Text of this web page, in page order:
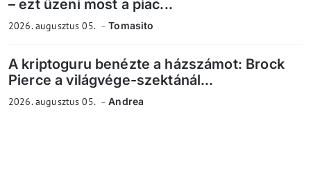
– ezt üzeni most a piac...
2026. augusztus 05. Tomasito
A kriptoguru benézte a házszámot: Brock
Pierce a világvége-szektánál...
2026. augusztus 05. Andrea